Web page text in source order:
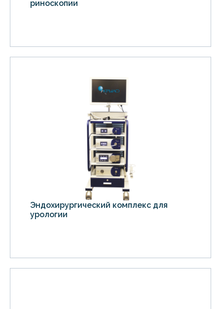
риноскопии
Эндохирургический комплекс для
урологии